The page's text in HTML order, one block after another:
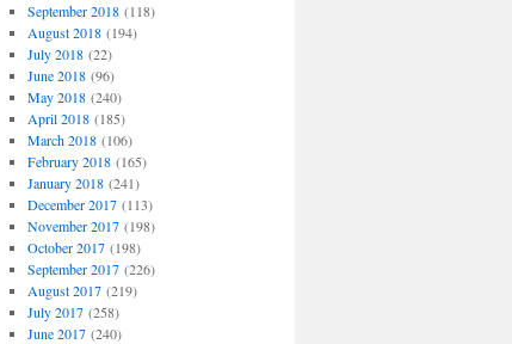
September 2018(118)
August 2018(194)
July 2018(22)
June 2018(96)
May 2018(240)
April 2018(185)
March 2018(106)
February 2018(165)
January 2018(241)
December 2017(113)
November 2017(198)
October 2017(198)
September 2017(226)
August 2017(219)
July 2017(258)
June 2017(240)